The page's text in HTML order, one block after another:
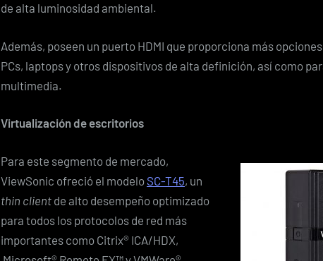
de alta luminosidad ambiental.
Además, poseen un puerto HDMI que proporciona más
PCs, laptops y otros dispositivos de alta definición, así como
multimedia.
Virtualización de escritorios
Para este segmento de mercado,
ViewSonic ofreció el modelo SC-T45, un
thin client de alto desempeño optimizado
para todos los protocolos de red más
importantes como Citrix® ICA/HDX,